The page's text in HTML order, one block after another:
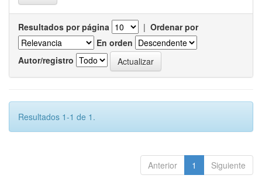
Resultados por página | Ordenar por
En orden
Autor/registro
Resultados 1-1 de 1.
Anterior 1 Siguiente